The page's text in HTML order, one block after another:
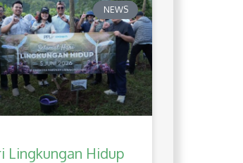
NEWS
Lingkungan Hidup